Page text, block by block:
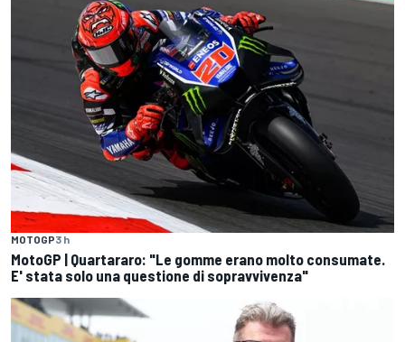
MOTOGP3 h
MotoGP | Quartararo: "Le gomme erano molto consumate.
E' stata solo una questione di sopravvivenza"